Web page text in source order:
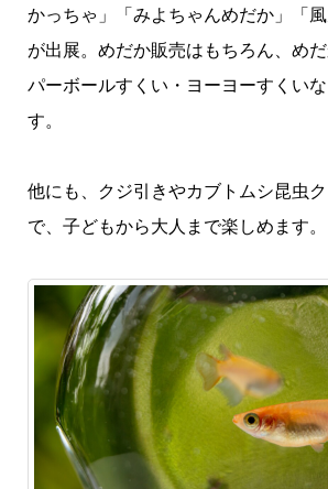
かっちゃ」「みよちゃんめだか」「
が出展。めだか販売はもちろん、め
パーボールすくい・ヨーヨーすくい
す。
他にも、クジ引きやカブトムシ昆虫
で、子どもから大人まで楽しめます。